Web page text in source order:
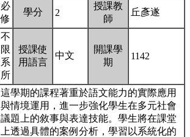
必
修
學分 2
授課教
師
丘彥遂
不
限
系
所
授課使
用語言
中文
開課學
期
1142
這學期的課程著重於語文能力的實際應用
與情境運用，進一步強化學生在多元社會
議題上的敘事與表達技能。學生將在課堂
上透過具體的案例分析，學習以系統化的